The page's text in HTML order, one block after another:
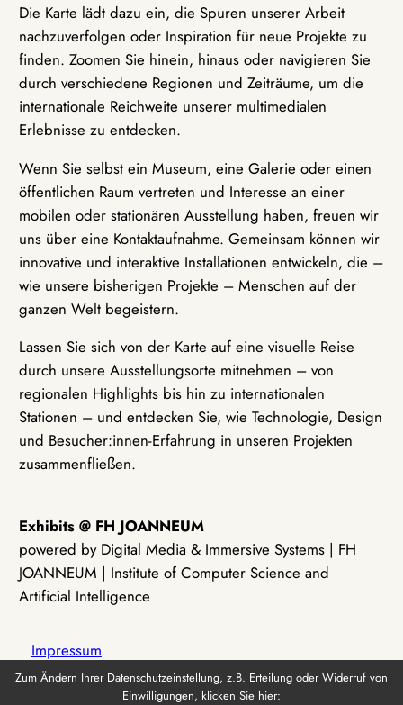
Die Karte lädt dazu ein, die Spuren unserer Arbeit
nachzuverfolgen oder Inspiration für neue Projekte zu
finden. Zoomen Sie hinein, hinaus oder navigieren Sie
durch verschiedene Regionen und Zeiträume, um die
internationale Reichweite unserer multimedialen
Erlebnisse zu entdecken.
Wenn Sie selbst ein Museum, eine Galerie oder einen
öffentlichen Raum vertreten und Interesse an einer
mobilen oder stationären Ausstellung haben, freuen wir
uns über eine Kontaktaufnahme. Gemeinsam können wir
innovative und interaktive Installationen entwickeln, die –
wie unsere bisherigen Projekte – Menschen auf der
ganzen Welt begeistern.
Lassen Sie sich von der Karte auf eine visuelle Reise
durch unsere Ausstellungsorte mitnehmen – von
regionalen Highlights bis hin zu internationalen
Stationen – und entdecken Sie, wie Technologie, Design
und Besucher:innen-Erfahrung in unseren Projekten
zusammenfließen.
Exhibits @ FH JOANNEUM
powered by Digital Media & Immersive Systems | FH
JOANNEUM | Institute of Computer Science and
Artificial Intelligence
Impressum
Zum Ändern Ihrer Datenschutzeinstellung, z.B. Erteilung oder Widerruf von
Einwilligungen, klicken Sie hier: